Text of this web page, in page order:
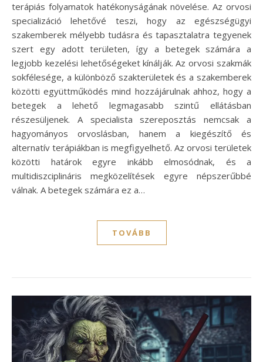
terápiás folyamatok hatékonyságának növelése. Az orvosi
specializáció lehetővé teszi, hogy az egészségügyi
szakemberek mélyebb tudásra és tapasztalatra tegyenek
szert egy adott területen, így a betegek számára a
legjobb kezelési lehetőségeket kínálják. Az orvosi szakmák
sokfélesége, a különböző szakterületek és a szakemberek
közötti együttműködés mind hozzájárulnak ahhoz, hogy a
betegek a lehető legmagasabb szintű ellátásban
részesüljenek. A specialista szereposztás nemcsak a
hagyományos orvoslásban, hanem a kiegészítő és
alternatív terápiákban is megfigyelhető. Az orvosi területek
közötti határok egyre inkább elmosódnak, és a
multidiszciplináris megközelítések egyre népszerűbbé
válnak. A betegek számára ez a…
TOVÁBB